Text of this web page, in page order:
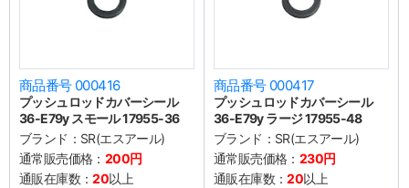
商品番号 000416
プッシュロッドカバーシール
36-E79y スモール 17955-36
ブランド： SR(エスアール)
通常販売価格： 200円
通販在庫数：20以上
商品番号 000417
プッシュロッドカバーシール
36-E79y ラージ 17955-48
ブランド： SR(エスアール)
通常販売価格： 230円
通販在庫数：20以上